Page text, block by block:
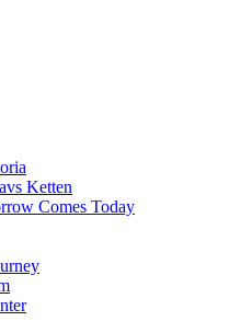
Ketten
Comes Today